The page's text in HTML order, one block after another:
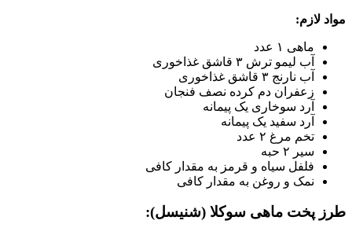
مواد لازم:
ماهی ۱ عدد
آب لیمو ترش ۳ قاشق غذاخوری
آب نارنج ۳ قاشق غذاخوری
زعفران دم کرده نصف فنجان
آرد سوخاری یک پیمانه
آرد سفید یک پیمانه
تخم مرغ ۲ عدد
سیر ۲ حبه
فلفل سیاه و قرمز به مقدار کافی
نمک و روغن به مقدار کافی
طرز پخت ماهی سوکلا (شنیسل):